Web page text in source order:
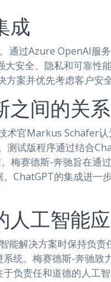
成
通过Azure OpenAI服
安全、隐私和可靠性
案并优先考虑客户安
之间的关系
术官Markus Schäfer
测试版程序通过结合
梅赛德斯-奔驰旨在通
ChatGPT的集成进一
人工智能
能解决方案时保持负责
统。梅赛德斯-奔驰致
负责任和道德的人工智